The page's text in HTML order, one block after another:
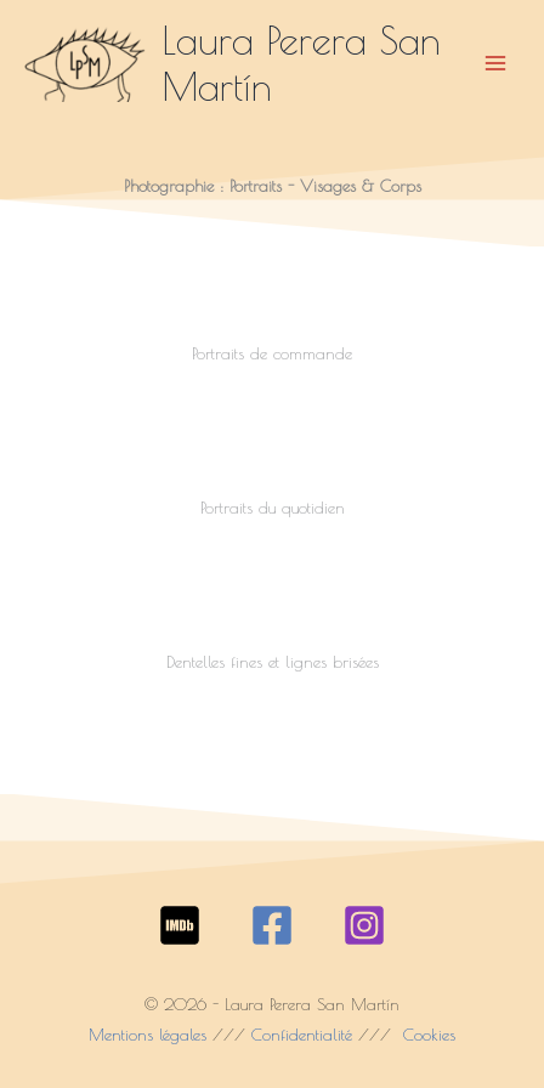
contenu
Laura Perera San
Martín
Photographie : Portraits - Visages & Corps
Portraits de commande
Portraits du quotidien
Dentelles fines et lignes brisées
© 2026 - Laura Perera San Martín
Mentions légales /// Confidentialité /// Cookies